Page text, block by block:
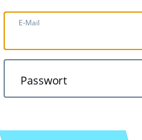
E-Mail
Passwort